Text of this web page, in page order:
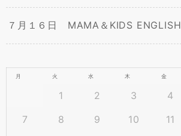
７月１６日 MAMA＆KIDS ENGLISH
月 火 水 木 金
1 2 3 4
7
8 9 10 11